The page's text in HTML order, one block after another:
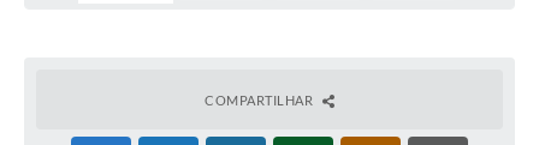
COMPARTILHAR